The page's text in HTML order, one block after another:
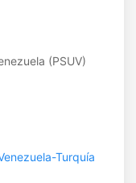
(PSUV)
Turquía